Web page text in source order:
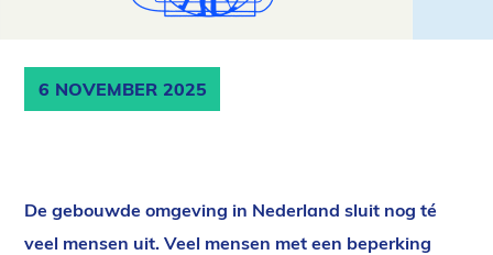
6 NOVEMBER 2025
De gebouwde omgeving in Nederland sluit nog té
veel mensen uit. Veel mensen met een beperking